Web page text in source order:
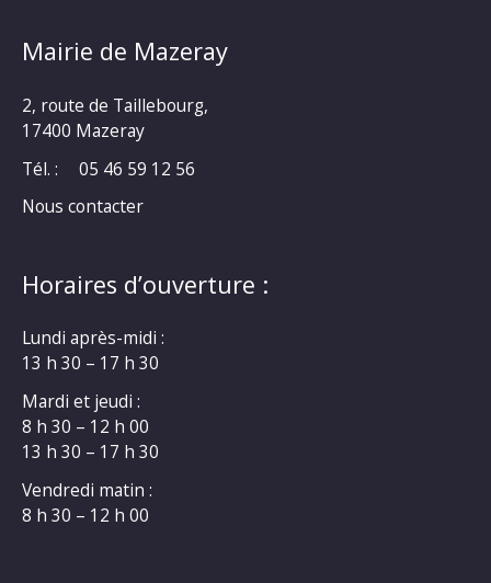
Mairie de Mazeray
2, route de Taillebourg,
17400 Mazeray
Tél. :
05 46 59 12 56
Nous contacter
Horaires d’ouverture :
Lundi après-midi :
13 h 30 – 17 h 30
Mardi et jeudi :
8 h 30 – 12 h 00
13 h 30 – 17 h 30
Vendredi matin :
8 h 30 – 12 h 00